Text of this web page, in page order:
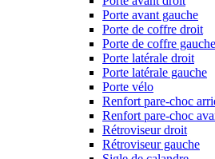
Porte avant gauche
Porte de coffre droit
Porte de coffre gauche
Porte latérale droit
Porte latérale gauche
Porte vélo
Renfort pare-choc
Renfort pare-choc
Rétroviseur droit
Rétroviseur gauche